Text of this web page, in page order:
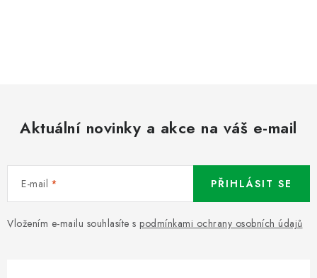
Aktuální novinky a akce na váš e-mail
E-mail
Vložením e-mailu souhlasíte s podmínkami ochrany osobních údajů
PŘIHLÁSIT SE